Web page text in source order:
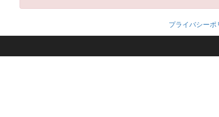
プライバシーポ